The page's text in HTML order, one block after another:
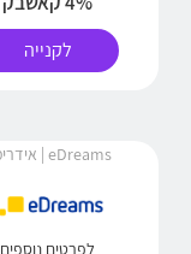
לקנייה
eDreams | אידרימס